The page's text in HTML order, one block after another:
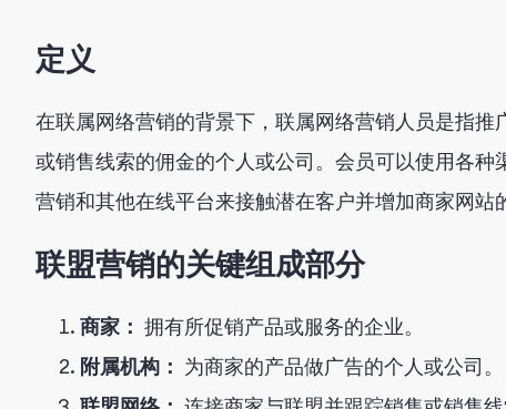
定义
在联属网络营销的背景下，联属网络营销人员是指
或销售线索的佣金的个人或公司。会员可以使用各
营销和其他在线平台来接触潜在客户并增加商家网站
联盟营销的关键组成部分
商家： 拥有所促销产品或服务的企业。
附属机构： 为商家的产品做广告的个人或公司。